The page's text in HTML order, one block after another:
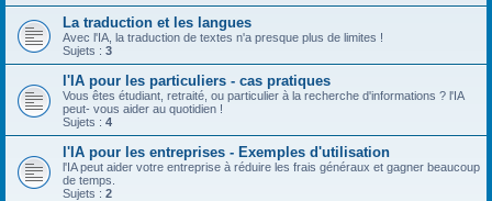
La traduction et les langues
Avec l'IA, la traduction de textes n'a presque plus de limites !
Sujets : 3
l'IA pour les particuliers - cas pratiques
Vous êtes étudiant, retraité, ou particulier à la recherche d'informations ? l'IA
peut- vous aider au quotidien !
Sujets : 4
l'IA pour les entreprises - Exemples d'utilisation
l'IA peut aider votre entreprise à réduire les frais généraux et gagner beaucoup
de temps.
Sujets : 2